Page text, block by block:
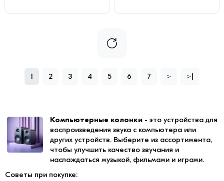
1 2 3 4 5 6 7 > >|
Компьютерные колонки - это устройства для
воспроизведения звука с компьютера или
других устройств. Выберите из ассортимента,
чтобы улучшить качество звучания и
наслаждаться музыкой, фильмами и играми.
Советы при покупке: